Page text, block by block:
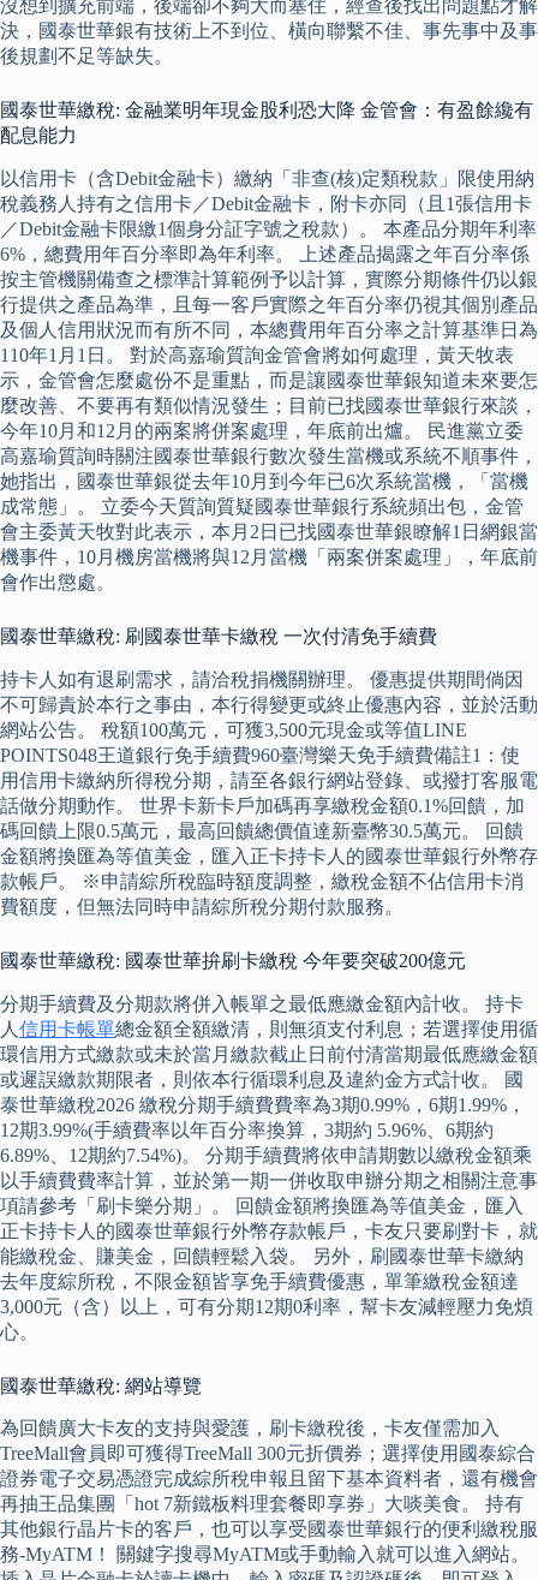
沒想到擴充前端，後端卻不夠大而塞住，經查後找出問題點才解
決，國泰世華銀有技術上不到位、橫向聯繫不佳、事先事中及事
後規劃不足等缺失。
國泰世華繳稅: 金融業明年現金股利恐大降 金管會：有盈餘纔有
配息能力
以信用卡（含Debit金融卡）繳納「非查(核)定類稅款」限使用納
稅義務人持有之信用卡／Debit金融卡，附卡亦同（且1張信用卡
／Debit金融卡限繳1個身分証字號之稅款）。 本產品分期年利率
6%，總費用年百分率即為年利率。 上述產品揭露之年百分率係
按主管機關備查之標準計算範例予以計算，實際分期條件仍以銀
行提供之產品為準，且每一客戶實際之年百分率仍視其個別產品
及個人信用狀況而有所不同，本總費用年百分率之計算基準日為
110年1月1日。 對於高嘉瑜質詢金管會將如何處理，黃天牧表
示，金管會怎麼處份不是重點，而是讓國泰世華銀知道未來要怎
麼改善、不要再有類似情況發生；目前已找國泰世華銀行來談，
今年10月和12月的兩案將併案處理，年底前出爐。 民進黨立委
高嘉瑜質詢時關注國泰世華銀行數次發生當機或系統不順事件，
她指出，國泰世華銀從去年10月到今年已6次系統當機，「當機
成常態」。 立委今天質詢質疑國泰世華銀行系統頻出包，金管
會主委黃天牧對此表示，本月2日已找國泰世華銀瞭解1日網銀當
機事件，10月機房當機將與12月當機「兩案併案處理」，年底前
會作出懲處。
國泰世華繳稅: 刷國泰世華卡繳稅 一次付清免手續費
持卡人如有退刷需求，請洽稅捐機關辦理。 優惠提供期間倘因
不可歸責於本行之事由，本行得變更或終止優惠內容，並於活動
網站公告。 稅額100萬元，可獲3,500元現金或等值LINE
POINTS048王道銀行免手續費960臺灣樂天免手續費備註1：使
用信用卡繳納所得稅分期，請至各銀行網站登錄、或撥打客服電
話做分期動作。 世界卡新卡戶加碼再享繳稅金額0.1%回饋，加
碼回饋上限0.5萬元，最高回饋總價值達新臺幣30.5萬元。 回饋
金額將換匯為等值美金，匯入正卡持卡人的國泰世華銀行外幣存
款帳戶。 ※申請綜所稅臨時額度調整，繳稅金額不佔信用卡消
費額度，但無法同時申請綜所稅分期付款服務。
國泰世華繳稅: 國泰世華拚刷卡繳稅 今年要突破200億元
分期手續費及分期款將併入帳單之最低應繳金額內計收。 持卡
人 信用卡帳單總金額全額繳清，則無須支付利息；若選擇使用循
環信用方式繳款或未於當月繳款截止日前付清當期最低應繳金額
或遲誤繳款期限者，則依本行循環利息及違約金方式計收。 國
泰世華繳稅2026 繳稅分期手續費費率為3期0.99%，6期1.99%，
12期3.99%(手續費率以年百分率換算，3期約 5.96%、6期約
6.89%、12期約7.54%)。 分期手續費將依申請期數以繳稅金額乘
以手續費費率計算，並於第一期一併收取申辦分期之相關注意事
項請參考「刷卡樂分期」。 回饋金額將換匯為等值美金，匯入
正卡持卡人的國泰世華銀行外幣存款帳戶，卡友只要刷對卡，就
能繳稅金、賺美金，回饋輕鬆入袋。 另外，刷國泰世華卡繳納
去年度綜所稅，不限金額皆享免手續費優惠，單筆繳稅金額達
3,000元（含）以上，可有分期12期0利率，幫卡友減輕壓力免煩
心。
國泰世華繳稅: 網站導覽
為回饋廣大卡友的支持與愛護，刷卡繳稅後，卡友僅需加入
TreeMall會員即可獲得TreeMall 300元折價券；選擇使用國泰綜合
證券電子交易憑證完成綜所稅申報且留下基本資料者，還有機會
再抽王品集團「hot 7新鐵板料理套餐即享券」大啖美食。 持有
其他銀行晶片卡的客戶，也可以享受國泰世華銀行的便利繳稅服
務-MyATM！ 關鍵字搜尋MyATM或手動輸入就可以進入網站。